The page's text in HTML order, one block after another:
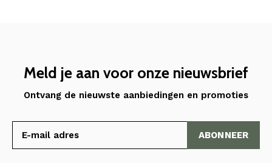
Meld je aan voor onze nieuwsbrief
Ontvang de nieuwste aanbiedingen en promoties
ABONNEER